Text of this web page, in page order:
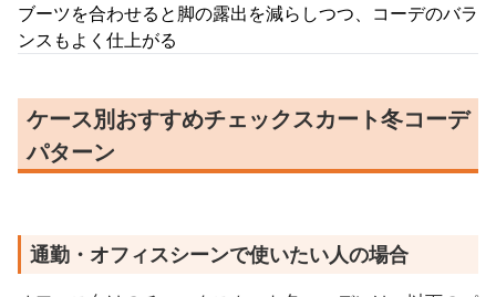
ブーツを合わせると脚の露出を減らしつつ、コーデのバラ
ンスもよく仕上がる
ケース別おすすめチェックスカート冬コーデ
パターン
通勤・オフィスシーンで使いたい人の場合